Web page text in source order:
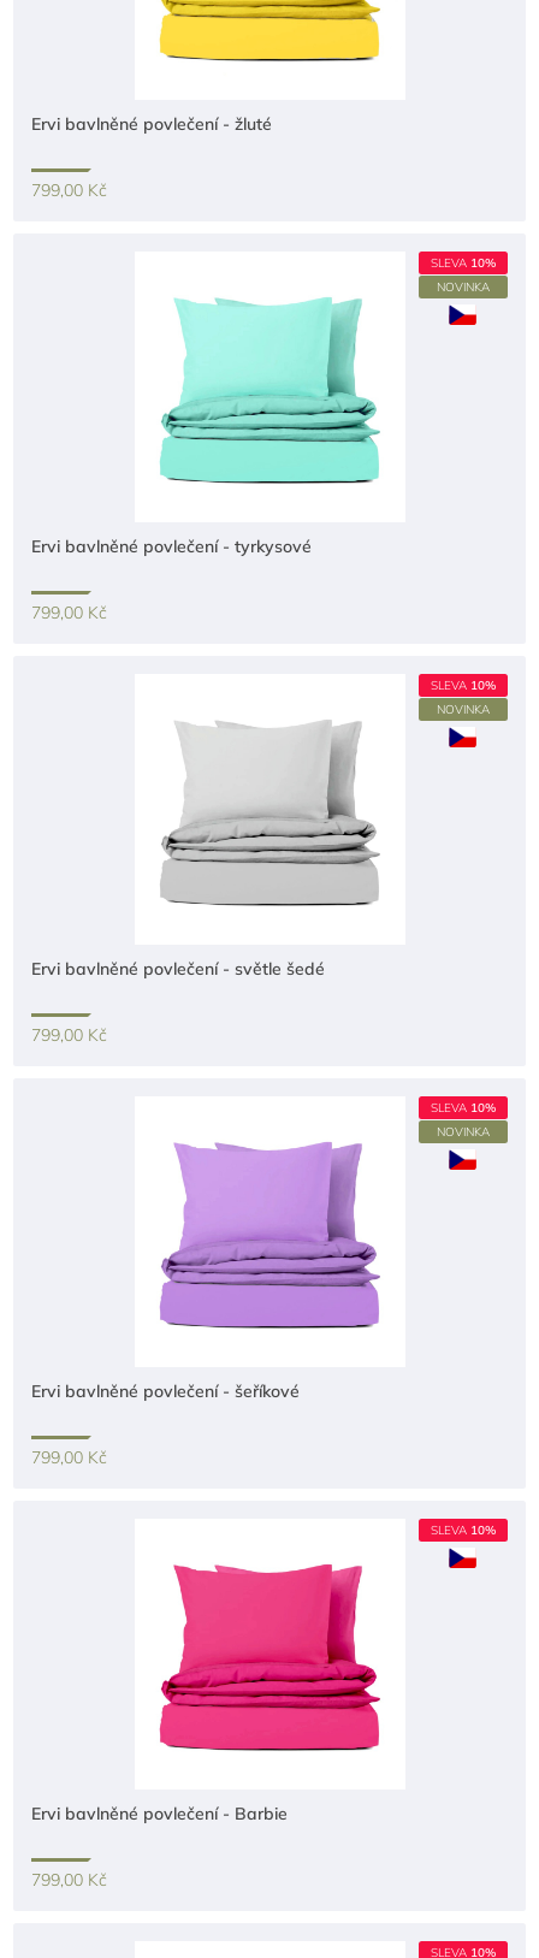
Ervi bavlněné povlečení - žluté
799,00 Kč
SLEVA 10%
NOVINKA
Ervi bavlněné povlečení - tyrkysové
799,00 Kč
SLEVA 10%
NOVINKA
Ervi bavlněné povlečení - světle šedé
799,00 Kč
SLEVA 10%
NOVINKA
Ervi bavlněné povlečení - šeříkové
799,00 Kč
SLEVA 10%
Ervi bavlněné povlečení - Barbie
799,00 Kč
SLEVA 10%